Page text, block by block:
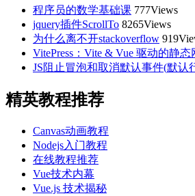
程序员的数学基础课 777Views
jquery插件ScrollTo 8265Views
为什么离不开stackoverflow
VitePress：Vite & Vue 驱动的静
JS阻止冒泡和取消默认事件(默认
精英教程推荐
Canvas动画教程
Nodejs入门教程
在线教程推荐
Vue技术内幕
Vue.js 技术揭秘